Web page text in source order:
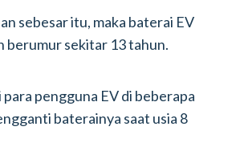
sebesar itu, maka baterai EV
berumur sekitar 13 tahun.
para pengguna EV di beberapa
baterainya saat usia 8